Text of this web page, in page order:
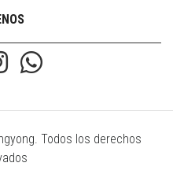
Todos los derechos